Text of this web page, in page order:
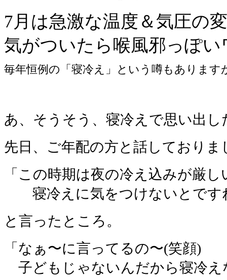
7月は急激な温度＆気圧の
気がついたら喉風邪っぽ
毎年恒例の「寝冷え」という噂もあります
あ、そうそう、寝冷えで思い出
先日、ご年配の方と話しておりま
「この時期は夜の冷え込みが厳し
寝冷えに気をつけないとです
と言ったところ。
「なぁ〜に言ってるの〜(笑顔)
子どもじゃないんだから寝冷え